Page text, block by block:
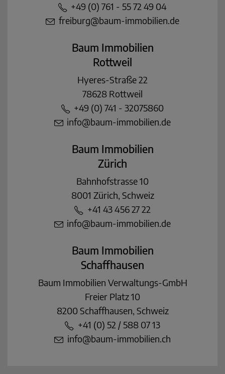
+49 (0) 761 - 55 72 49 04
freiburg@baum-immobilien.de
Baum Immobilien
Rottweil
Hyeres-Straße 22
78628 Rottweil
+49 (0) 741 - 32075860
info@baum-immobilien.de
Baum Immobilien
Zürich
Bahnhofstrasse 10
8001 Zürich, Schweiz
+41 43 456 27 22
info@baum-immobilien.de
Baum Immobilien
Schaffhausen
Baum Immobilien Verwaltungs-GmbH
Freier Platz 10
8200 Schaffhausen, Schweiz
+41 (0) 52 / 588 07 13
info@baum-immobilien.ch